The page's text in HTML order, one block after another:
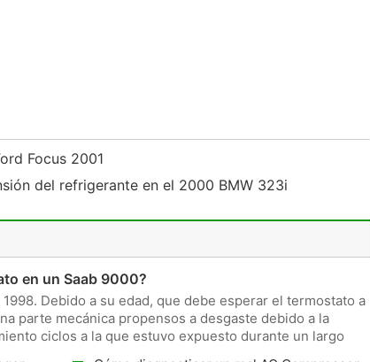
Focus 2001
del refrigerante en el 2000 BMW 323i
en un Saab 9000?
Debido a su edad, que debe esperar el termostato a
parte mecánica propensos a desgaste debido a la
ciclos a la que estuvo expuesto durante un largo